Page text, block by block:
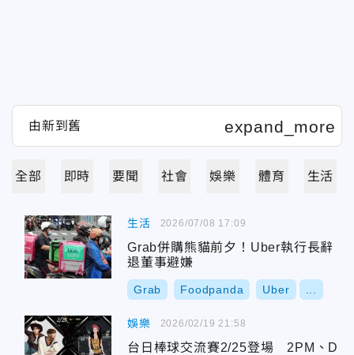
全部 即時 要聞 社會 娛樂 體育 生活
生活
Grab併購熊貓前夕！Uber執行長辭
退董事避嫌
Grab Foodpanda Uber
2026/07/08 17:09
娛樂
台日棒球交流賽2/25登場 2PM、D
2026/02/19 21:58